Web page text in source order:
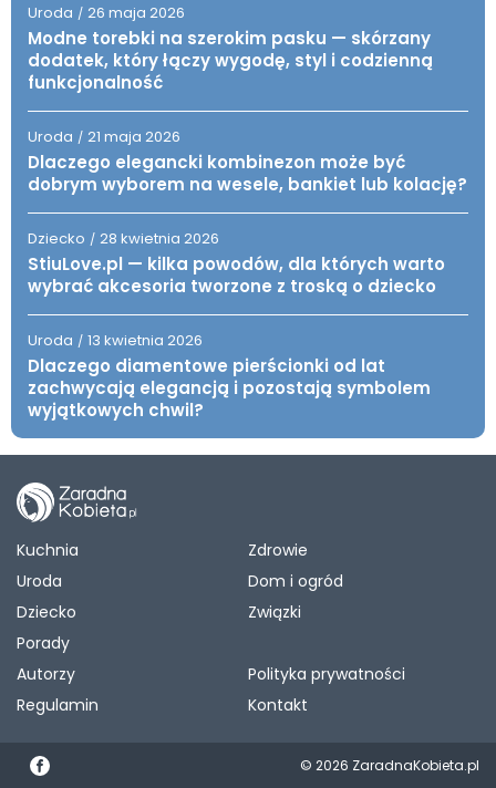
Uroda / 26 maja 2026
Modne torebki na szerokim pasku — skórzany
dodatek, który łączy wygodę, styl i codzienną
funkcjonalność
Uroda / 21 maja 2026
Dlaczego elegancki kombinezon może być
dobrym wyborem na wesele, bankiet lub kolację?
Dziecko / 28 kwietnia 2026
StiuLove.pl — kilka powodów, dla których warto
wybrać akcesoria tworzone z troską o dziecko
Uroda / 13 kwietnia 2026
Dlaczego diamentowe pierścionki od lat
zachwycają elegancją i pozostają symbolem
wyjątkowych chwil?
Kuchnia
Zdrowie
Uroda
Dom i ogród
Dziecko
Związki
Porady
Autorzy
Polityka prywatności
Regulamin
Kontakt
© 2026 ZaradnaKobieta.pl